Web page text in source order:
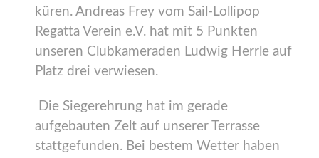
küren. Andreas Frey vom Sail-Lollipop
Regatta Verein e.V. hat mit 5 Punkten
unseren Clubkameraden Ludwig Herrle auf
Platz drei verwiesen.
Die Siegerehrung hat im gerade
aufgebauten Zelt auf unserer Terrasse
stattgefunden. Bei bestem Wetter haben